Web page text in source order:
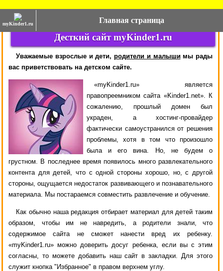
myKinder1.ru Главная страница
Десткий сайт myKinder1.ru
Уважаемые взрослые и дети, родители и малышимы рады
вас приветствовать на детском сайте.
«myKinder1.ru» является
правопреемником сайта «Kinder1.net». К
сожалению, прошлый домен был
украден, а хостинг-провайдер
фактически самоустранился от решения
проблемы, хотя в том что произошло
была и его вина. Но, не будем о
грустном. В последнее время появилось много развлекательного
контента для детей, что с одной стороны хорошо, но, с другой
стороны, ощущается недостаток развивающего и познавательного
материала. Мы постараемся совместить развлечение и обучение.
Как обычно наша редакция отбирает материал для детей таким
образом, чтобы им не навредить, а родители знали, что
содержимое сайта не сможет нанести вред их ребенку.
«myKinder1.ru» можно доверить досуг ребенка, если вы с этим
согласны, то можете добавить наш сайт в закладки. Для этого
служит кнопка "Избранное" в правом верхнем углу.